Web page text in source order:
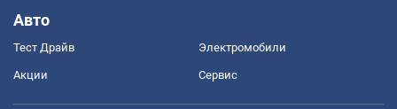
Авто
Тест Драйв Электромобили
Акции Сервис